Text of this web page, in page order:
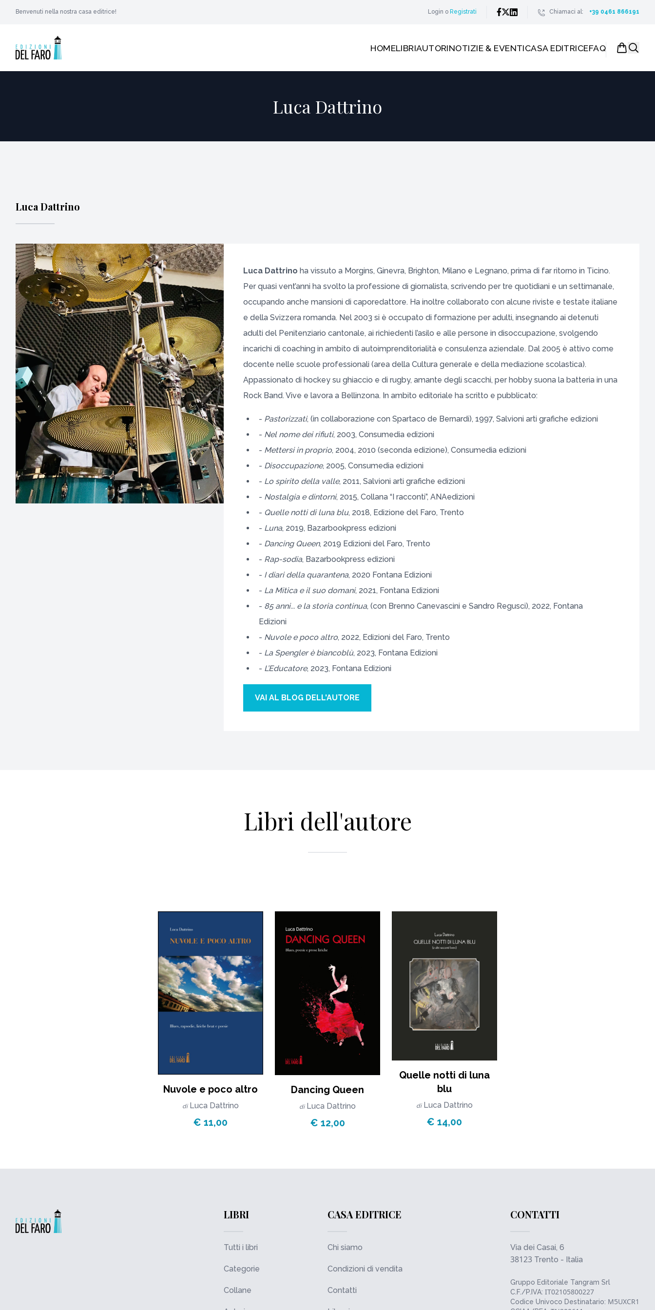
Benvenuti nella nostra casa editrice! Login o Registrati Chiamaci al: +39 0461 866191
HOMELIBRIAUTORINOTIZIE & EVENTICASA EDITRICEFAQ
Luca Dattrino
Luca Dattrino
Luca Dattrino ha vissuto a Morgins, Ginevra, Brighton, Milano e Legnano, prima di far ritorno in Ticino.
Per quasi vent’anni ha svolto la professione di giornalista, scrivendo per tre quotidiani e un settimanale,
occupando anche mansioni di caporedattore. Ha inoltre collaborato con alcune riviste e testate italiane
e della Svizzera romanda. Nel 2003 si è occupato di formazione per adulti, insegnando ai detenuti
adulti del Penitenziario cantonale, ai richiedenti l’asilo e alle persone in disoccupazione, svolgendo
incarichi di coaching in ambito di autoimprenditorialità e consulenza aziendale. Dal 2005 è attivo come
docente nelle scuole professionali (area della Cultura generale e della mediazione scolastica).
Appassionato di hockey su ghiaccio e di rugby, amante degli scacchi, per hobby suona la batteria in una
Rock Band. Vive e lavora a Bellinzona. In ambito editoriale ha scritto e pubblicato:
- Pastorizzati, (in collaborazione con Spartaco de Bernardi), 1997, Salvioni arti grafiche edizioni
- Nel nome dei rifiuti, 2003, Consumedia edizioni
- Mettersi in proprio, 2004, 2010 (seconda edizione), Consumedia edizioni
- Disoccupazione, 2005, Consumedia edizioni
- Lo spirito della valle, 2011, Salvioni arti grafiche edizioni
- Nostalgia e dintorni, 2015, Collana “I racconti”, ANAedizioni
- Quelle notti di luna blu, 2018, Edizione del Faro, Trento
- Luna, 2019, Bazarbookpress edizioni
- Dancing Queen, 2019 Edizioni del Faro, Trento
- Rap-sodia, Bazarbookpress edizioni
- I diari della quarantena, 2020 Fontana Edizioni
- La Mitica e il suo domani, 2021, Fontana Edizioni
- 85 anni... e la storia continua, (con Brenno Canevascini e Sandro Regusci), 2022, Fontana
Edizioni
- Nuvole e poco altro, 2022, Edizioni del Faro, Trento
- La Spengler è biancoblù, 2023, Fontana Edizioni
- L’Educatore, 2023, Fontana Edizioni
VAI AL BLOG DELL'AUTORE
Libri dell'autore
Nuvole e poco altro
di Luca Dattrino
€ 11,00
Dancing Queen
di Luca Dattrino
€ 12,00
Quelle notti di luna
blu
di Luca Dattrino
€ 14,00
LIBRI
Tutti i libri
Categorie
Collane
CASA EDITRICE
Chi siamo
Condizioni di vendita
Contatti
CONTATTI
Via dei Casai, 6
38123 Trento - Italia
Gruppo Editoriale Tangram Srl
C.F./P.IVA: IT02105800227
Codice Univoco Destinatario: M5UXCR1